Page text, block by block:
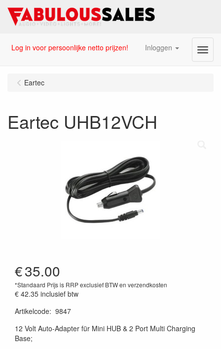
Log in voor persoonlijke netto prijzen! Inloggen Menu
Eartec
Eartec UHB12VCH
€35.00
*Standaard Prijs is RRP exclusief BTW en verzendkosten
€ 42.35 inclusief btw
Artikelcode: 9847
12 Volt Auto-Adapter für Mini HUB & 2 Port Multi Charging
Base;